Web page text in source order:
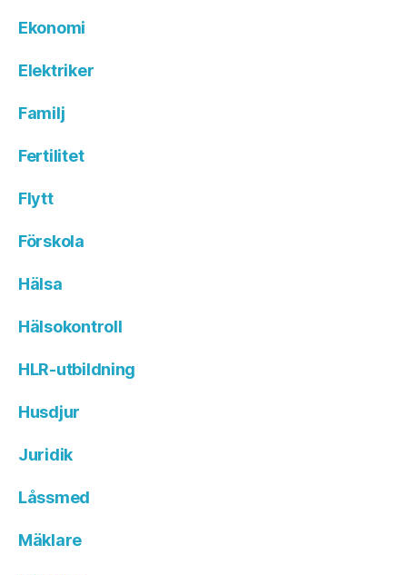
Ekonomi
Elektriker
Familj
Fertilitet
Flytt
Förskola
Hälsa
Hälsokontroll
HLR-utbildning
Husdjur
Juridik
Låssmed
Mäklare